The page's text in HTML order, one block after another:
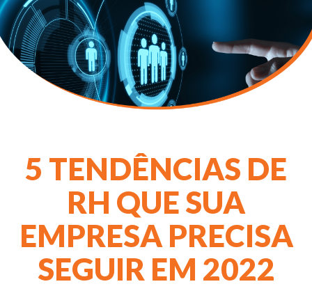
5 TENDÊNCIAS DE
RH QUE SUA
EMPRESA PRECISA
SEGUIR EM 2022